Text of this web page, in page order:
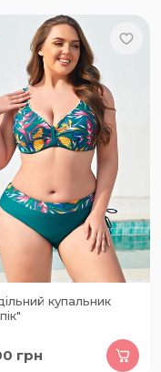
купальник
грн